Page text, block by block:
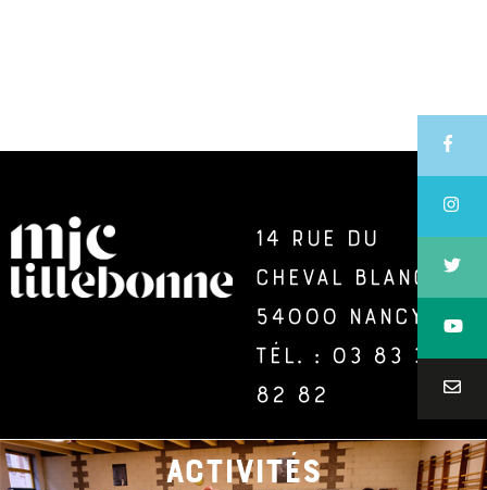
14 rue du
Cheval Blanc –
54000 Nancy –
Tél. : 03 83 36
82 82
activités